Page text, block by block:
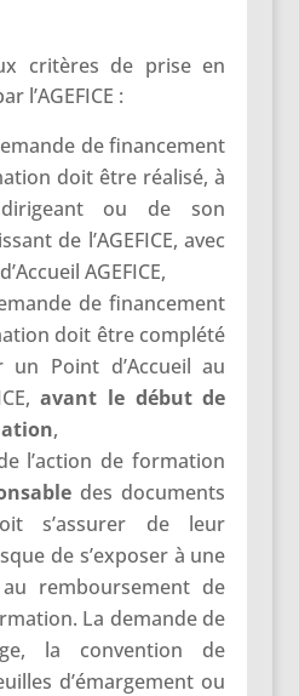
critères de prise en
l’AGEFICE :
de financement
doit être réalisé, à
ou de son
de l’AGEFICE, avec
AGEFICE,
de financement
doit être complété
Point d’Accueil au
avant le début de
,
l’action de formation
des documents
s’assurer de leur
de s’exposer à une
remboursement de
La demande de
la convention de
d’émargement ou